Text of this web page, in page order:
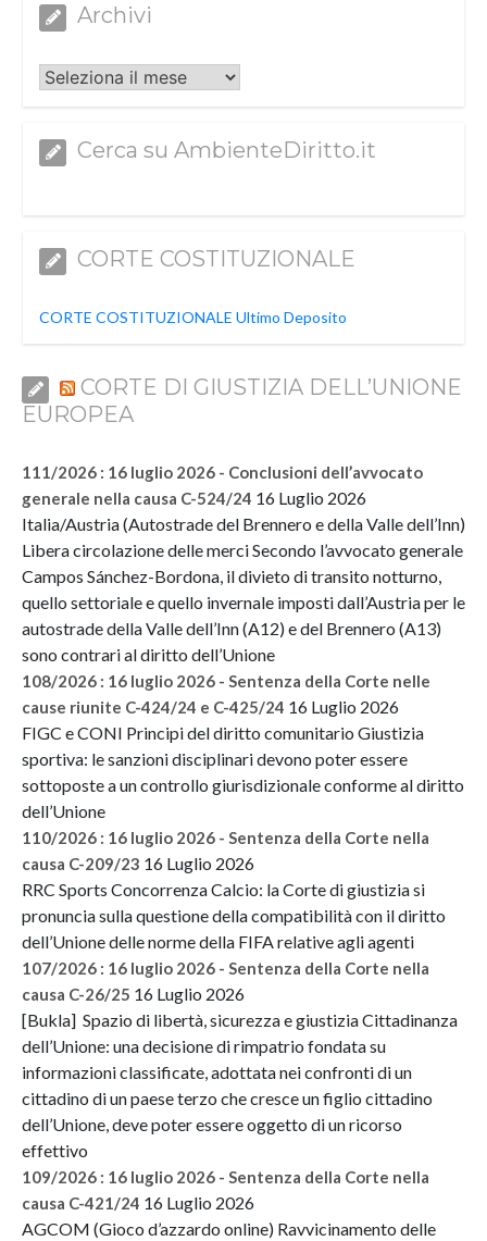
Archivi
Archivi
Cerca su AmbienteDiritto.it
CORTE COSTITUZIONALE
CORTE COSTITUZIONALE Ultimo Deposito
CORTE DI GIUSTIZIA DELL’UNIONE
EUROPEA
111/2026 : 16 luglio 2026 - Conclusioni dell’avvocato
generale nella causa C-524/24 16 Luglio 2026
Italia/Austria (Autostrade del Brennero e della Valle dell’Inn)
Libera circolazione delle merci Secondo l’avvocato generale
Campos Sánchez-Bordona, il divieto di transito notturno,
quello settoriale e quello invernale imposti dall’Austria per le
autostrade della Valle dell’Inn (A12) e del Brennero (A13)
sono contrari al diritto dell’Unione
108/2026 : 16 luglio 2026 - Sentenza della Corte nelle
cause riunite C-424/24 e C-425/24 16 Luglio 2026
FIGC e CONI Principi del diritto comunitario Giustizia
sportiva: le sanzioni disciplinari devono poter essere
sottoposte a un controllo giurisdizionale conforme al diritto
dell’Unione
110/2026 : 16 luglio 2026 - Sentenza della Corte nella
causa C-209/23 16 Luglio 2026
RRC Sports Concorrenza Calcio: la Corte di giustizia si
pronuncia sulla questione della compatibilità con il diritto
dell’Unione delle norme della FIFA relative agli agenti
107/2026 : 16 luglio 2026 - Sentenza della Corte nella
causa C-26/25 16 Luglio 2026
[Bukla] Spazio di libertà, sicurezza e giustizia Cittadinanza
dell’Unione: una decisione di rimpatrio fondata su
informazioni classificate, adottata nei confronti di un
cittadino di un paese terzo che cresce un figlio cittadino
dell’Unione, deve poter essere oggetto di un ricorso
effettivo
109/2026 : 16 luglio 2026 - Sentenza della Corte nella
causa C-421/24 16 Luglio 2026
AGCOM (Gioco d’azzardo online) Ravvicinamento delle